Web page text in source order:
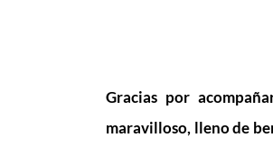
Gracias por
maravilloso, lleno de